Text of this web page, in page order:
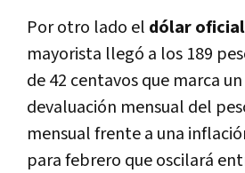
Por otro lado el dólar oficial
mayorista llegó a los 189
de 42 centavos que marca
devaluación mensual del
mensual frente a una
para febrero que oscilará